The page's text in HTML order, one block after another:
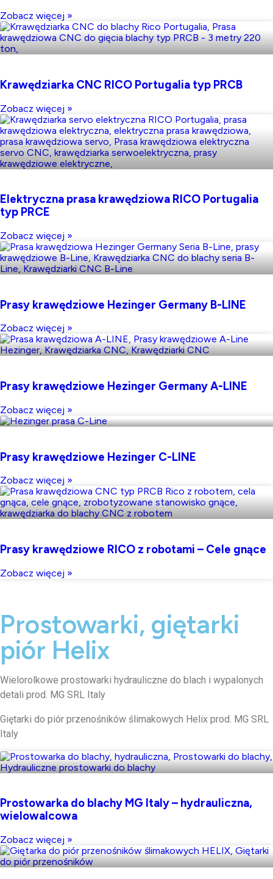
Zobacz więcej »
Krawędziarka CNC RICO Portugalia typ PRCB
Zobacz więcej »
Elektryczna prasa krawędziowa RICO Portugalia
typ PRCE
Zobacz więcej »
Prasy krawędziowe Hezinger Germany B-LINE
Zobacz więcej »
Prasy krawędziowe Hezinger Germany A-LINE
Zobacz więcej »
Prasy krawędziowe Hezinger C-LINE
Zobacz więcej »
Prasy krawędziowe RICO z robotami – Cele gnące
Zobacz więcej »
Prostowarki, giętarki
piór Helix
Wielorolkowe prostowarki hydrauliczne do blach i wypalonych
detali prod. MG SRL Italy
Giętarki do piór przenośników ślimakowych Helix prod. MG SRL
Italy
Prostowarka do blachy MG Italy – hydrauliczna,
wielowalcowa
Zobacz więcej »